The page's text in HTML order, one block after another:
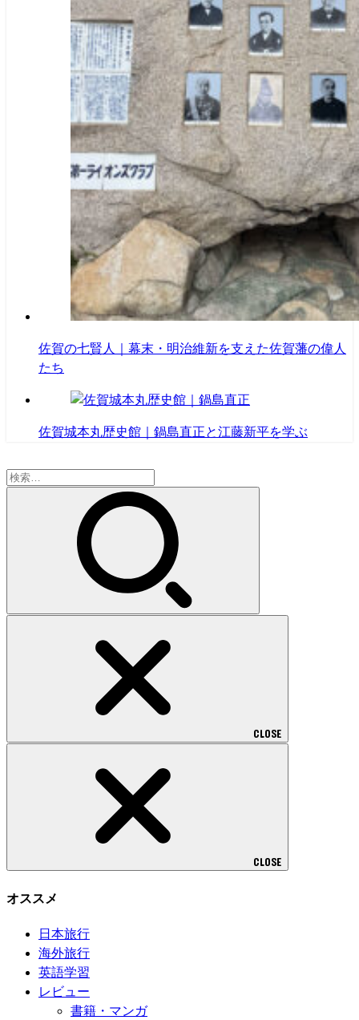
佐賀の七賢人｜幕末・明治維新を支えた佐賀藩の偉人
たち
佐賀城本丸歴史館｜鍋島直正と江藤新平を学ぶ
検
CLOSE
CLOSE
オススメ
日本旅行
海外旅行
英語学習
レビュー
書籍・マンガ